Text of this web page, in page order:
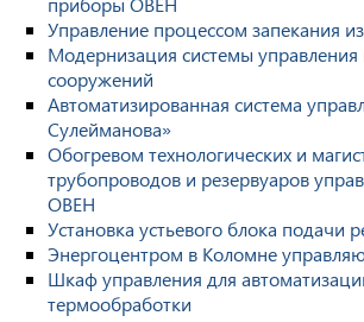
Управление процессом запекания
Модернизация системы управления
сооружений
Автоматизированная система
Сулейманова»
Обогревом технологических и
трубопроводов и резервуаров
ОВЕН
Установка устьевого блока подачи
Энергоцентром в Коломне
Шкаф управления для
термообработки